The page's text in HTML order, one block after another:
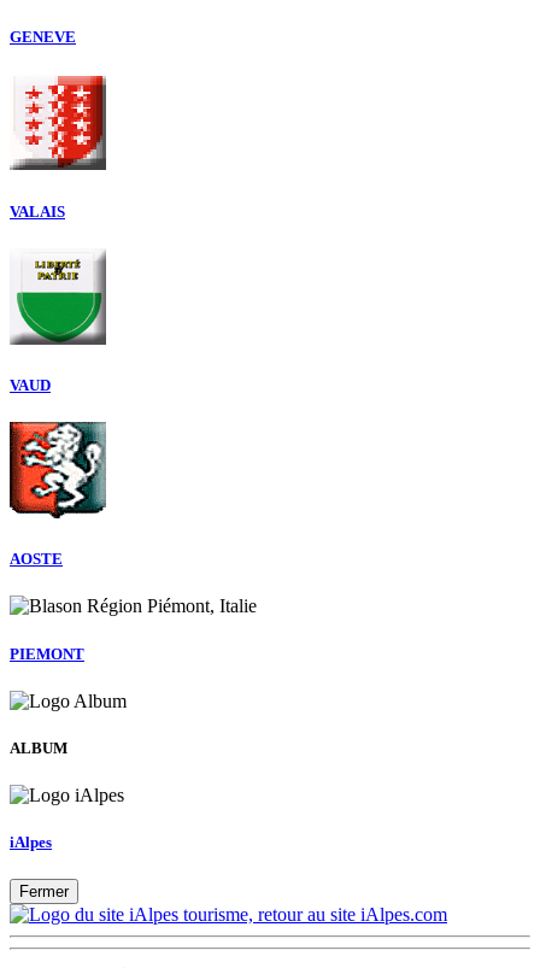
GENEVE
VALAIS
VAUD
AOSTE
PIEMONT
ALBUM
iAlpes
Fermer